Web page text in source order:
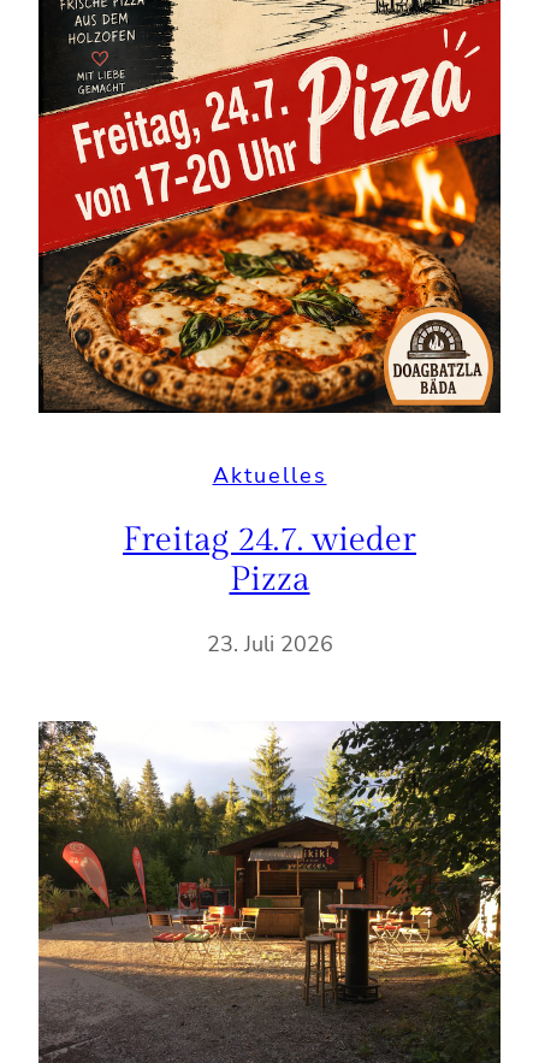
Aktuelles
Freitag 24.7. wieder
Pizza
23. Juli 2026